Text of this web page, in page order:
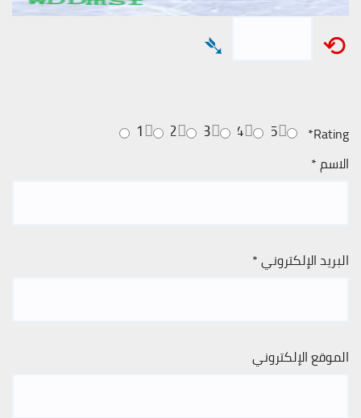
⟲
➴
Rating
*
5
4
3
2
1
الاسم*
البريد الإلكتروني*
الموقع الإلكتروني